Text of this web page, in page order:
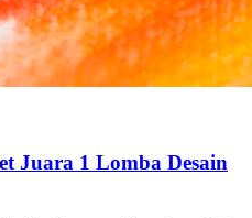
Juara 1 Lomba Desain